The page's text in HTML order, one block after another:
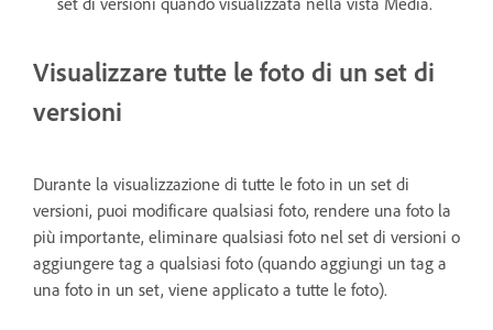
Visualizzare tutte le foto di un set di
versioni
Durante la visualizzazione di tutte le foto in un set di
versioni, puoi modificare qualsiasi foto, rendere una foto la
più importante, eliminare qualsiasi foto nel set di versioni o
aggiungere tag a qualsiasi foto (quando aggiungi un tag a
una foto in un set, viene applicato a tutte le foto).